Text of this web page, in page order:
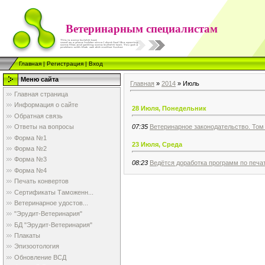
Ветеринарным специалистам
Главная|Регистрация|Вход
Меню сайта
Главная страница
Информация о сайте
Обратная связь
Ответы на вопросы
Форма №1
Форма №2
Форма №3
Форма №4
Печать конвертов
Сертификаты Таможенн...
Ветеринарное удостов...
"Эрудит-Ветеринария"
БД "Эрудит-Ветеринария"
Плакаты
Эпизоотология
Обновление ВСД
Главная » 2014 » Июль
28 Июля, Понедельник
07:35 Ветеринарное законодательство. Том
23 Июля, Среда
08:23 Ведётся доработка программ по